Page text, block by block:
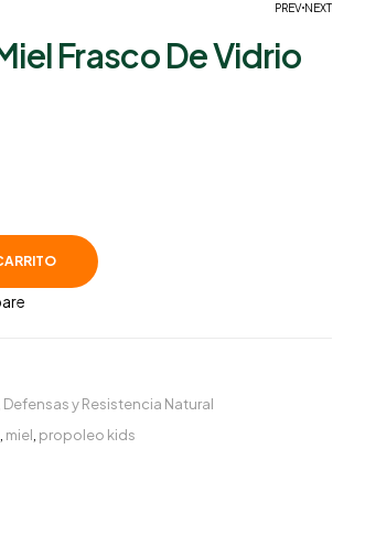
PREV NEXT
Frasco De Vidrio
Defensas y Resistencia Natural
, miel, propoleo kids